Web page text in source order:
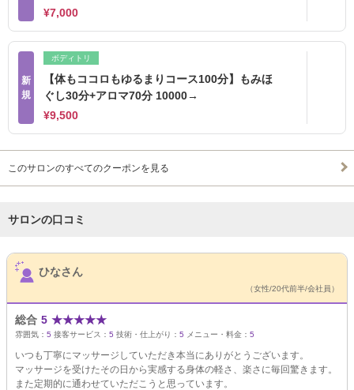
¥7,000
新
規
ボディトリ
【体もココロもゆるまりコース100分】もみほ
ぐし30分+アロマ70分 10000→
¥9,500
このサロンのすべてのクーポンを見る
サロンの口コミ
サロンPick Up
ひなさん
（女性/20代前半/会社員）
総合 5 ★★★★★
雰囲気： 5 接客サービス： 5 技術・仕上がり： 5 メニュー・料金： 5
いつも丁寧にマッサージしていただき本当にありがとうございます。
マッサージを受けたその日から実感する身体の軽さ、楽さに毎回驚きます。
また定期的に通わせていただこうと思っています。